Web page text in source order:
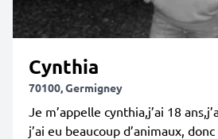
Cynthia
70100, Germigney
Je m’appelle cynthia,j’ai 18
j’ai eu beaucoup d’animaux,